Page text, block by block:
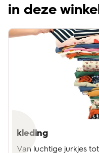
in deze
kleding
Van luchtige jurkjes